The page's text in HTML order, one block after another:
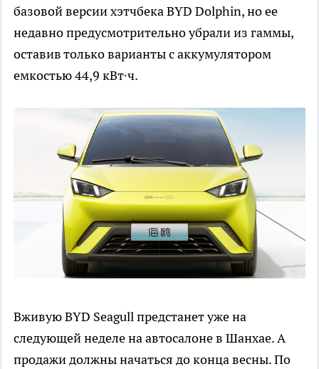
базовой версии хэтчбека BYD Dolphin, но ее
недавно предусмотрительно убрали из гаммы,
оставив только варианты с аккумулятором
емкостью 44,9 кВт∙ч.
Вживую BYD Seagull предстанет уже на
следующей неделе на автосалоне в Шанхае. А
продажи должны начаться до конца весны. По